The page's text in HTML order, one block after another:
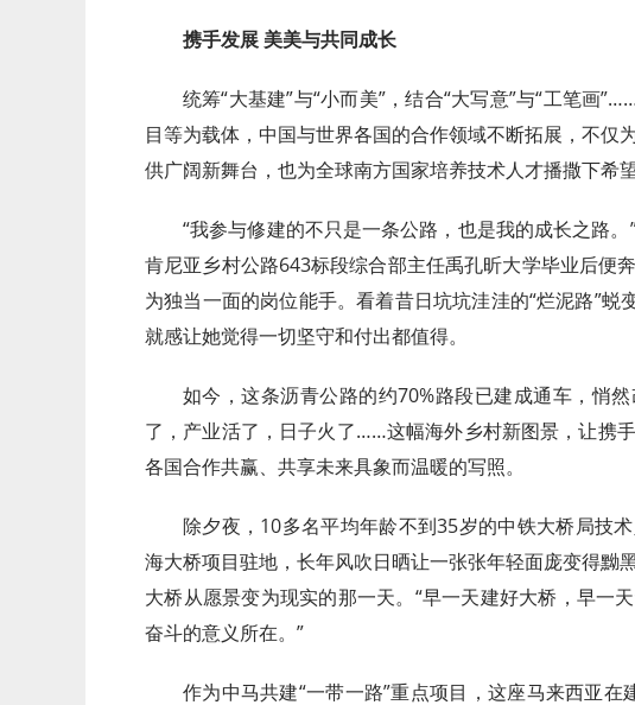
携手发展 美美与共同成长
统筹“大基建”与“小而美”，结合“大写意”与“工笔画
目等为载体，中国与世界各国的合作领域不断拓展，不仅
供广阔新舞台，也为全球南方国家培养技术人才播撒下希望
“我参与修建的不只是一条公路，也是我的成长之路
肯尼亚乡村公路643标段综合部主任禹孔昕大学毕业后便
为独当一面的岗位能手。看着昔日坑坑洼洼的“烂泥路”蜕
就感让她觉得一切坚守和付出都值得。
如今，这条沥青公路的约70%路段已建成通车，悄
了，产业活了，日子火了……这幅海外乡村新图景，让携
各国合作共赢、共享未来具象而温暖的写照。
除夕夜，10多名平均年龄不到35岁的中铁大桥局技
海大桥项目驻地，长年风吹日晒让一张张年轻面庞变得黝
大桥从愿景变为现实的那一天。“早一天建好大桥，早一
奋斗的意义所在。”
作为中马共建“一带一路”重点项目，这座马来西亚在